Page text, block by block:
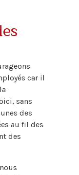
car il
sans
des
au fil des
des